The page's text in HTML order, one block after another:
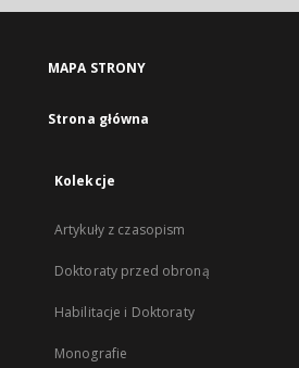
MAPA STRONY
Strona główna
Kolekcje
Artykuły z czasopism
Doktoraty przed obroną
Habilitacje i Doktoraty
Monografie